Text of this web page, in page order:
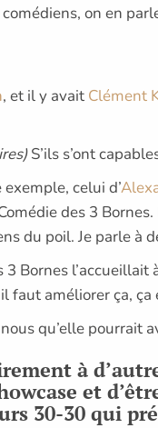
on en
, et il y avait Clément
S’ils s’ont
celui d’
des 3
du poil. Je parle à
3 Bornes
faut améliorer ça, ça
qu’elle pourrait
à
et
30-30 qui